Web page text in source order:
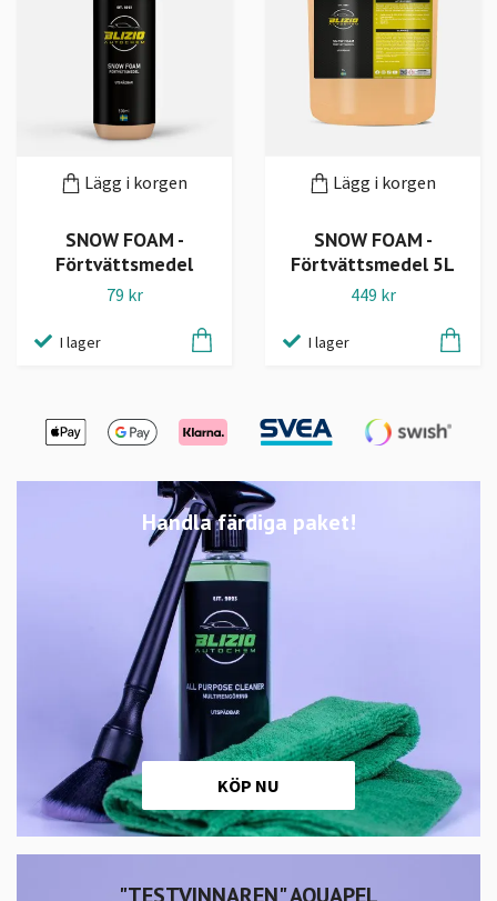
Handla färdiga paket!
KÖP NU
Lägg i korgen
SNOW FOAM -
Förtvättsmedel
79 kr
I lager
Lägg i korgen
SNOW FOAM -
Förtvättsmedel 5L
449 kr
I lager